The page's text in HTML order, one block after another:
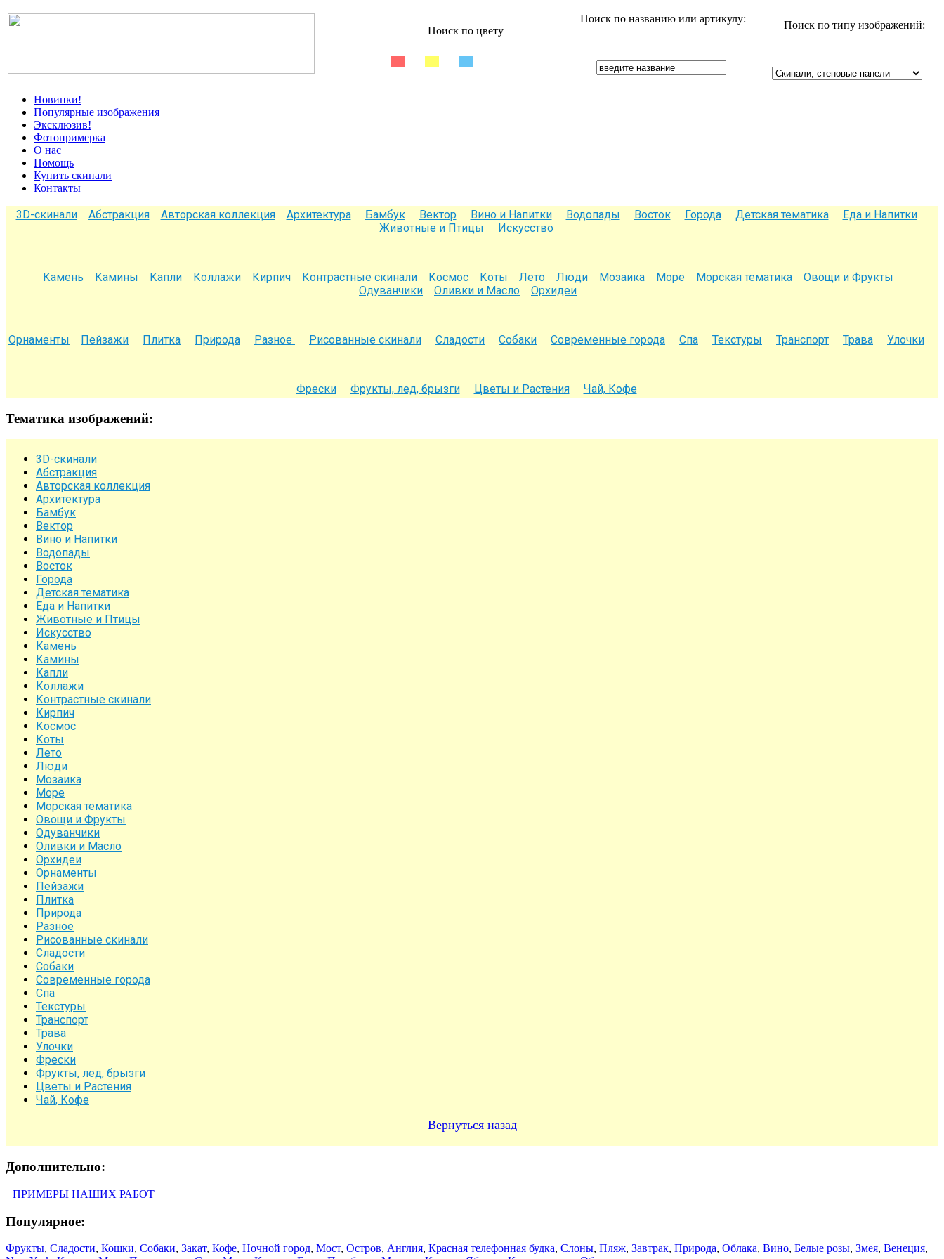
Поиск по цвету
Поиск по названию или артикулу:
Поиск по типу изображений:
Новинки!
Популярные изображения
Эксклюзив!
Фотопримерка
О нас
Помощь
Купить скинали
Контакты
3D-скинали Абстракция Авторская коллекция Архитектура Бамбук Вектор Вино и Напитки Водопады Восток Города Детская тематика
Еда и Напитки
Животные и Птицы
Искусство
Камень Камины Капли Коллажи Кирпич Контрастные скинали Космос Коты Лето Люди Мозаика Море Морская тематика
Овощи и Фрукты
Одуванчики
Оливки и Масло Орхидеи
Орнаменты Пейзажи Плитка Природа Разное Рисованные скинали Сладости Собаки Современные города Спа Текстуры Транспорт Трава Улочки
Фрески Фрукты, лед, брызги Цветы и Растения Чай, Кофе
Тематика изображений:
3D-скинали
Абстракция
Авторская коллекция
Архитектура
Бамбук
Вектор
Вино и Напитки
Водопады
Восток
Города
Детская тематика
Еда и Напитки
Животные и Птицы
Искусство
Камень
Камины
Капли
Коллажи
Контрастные скинали
Кирпич
Космос
Коты
Лето
Люди
Мозаика
Море
Морская тематика
Овощи и Фрукты
Одуванчики
Оливки и Масло
Орхидеи
Орнаменты
Пейзажи
Плитка
Природа
Разное
Рисованные скинали
Сладости
Собаки
Современные города
Спа
Текстуры
Транспорт
Трава
Улочки
Фрески
Фрукты, лед, брызги
Цветы и Растения
Чай, Кофе
Вернуться назад
Дополнительно:
ПРИМЕРЫ НАШИХ РАБОТ
Популярное:
Фрукты, Сладости, Кошки, Собаки, Закат, Кофе, Ночной город, Мост, Остров, Англия, Красная телефонная будка, Слоны, Пляж, Завтрак, Природа, Облака, Вино, Белые розы, Змея, Венеция,